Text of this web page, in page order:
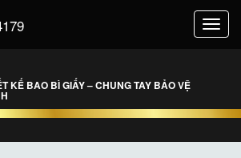
KẾ BAO BÌ GIẤY – CHUNG TAY BẢO VỆ